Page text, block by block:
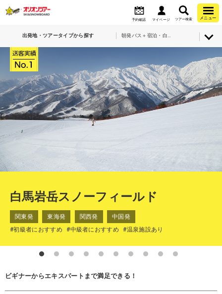
予約確認 マイページ ツアー検索 メニュー
出発地・ツアータイプから探す
白馬岩岳スノーフィールド
関東発 東海発 関西発
中国発
#初級者におすすめ
#中級者におすすめ #温泉施設あり
ビギナーからエキスパートまで満足できる！